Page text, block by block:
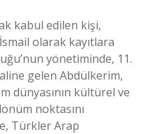
kabul edilen kişi,
olarak kayıtlara
yönetiminde, 11.
gelen Abdülkerim,
dünyasının kültürel ve
noktasını
Türkler Arap